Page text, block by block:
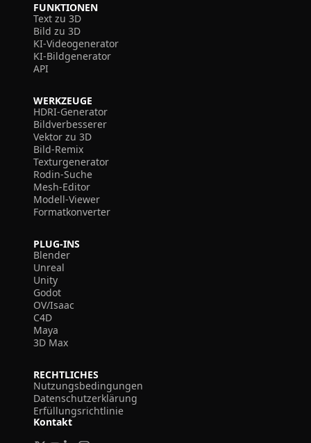
FUNKTIONEN
Text zu 3D
Bild zu 3D
KI-Videogenerator
KI-Bildgenerator
API
WERKZEUGE
HDRI-Generator
Bildverbesserer
Vektor zu 3D
Bild-Remix
Texturgenerator
Rodin-Suche
Mesh-Editor
Modell-Viewer
Formatkonverter
PLUG-INS
Blender
Unreal
Unity
Godot
OV/Isaac
C4D
Maya
3D Max
RECHTLICHES
Nutzungsbedingungen
Datenschutzerklärung
Erfüllungsrichtlinie
Kontakt